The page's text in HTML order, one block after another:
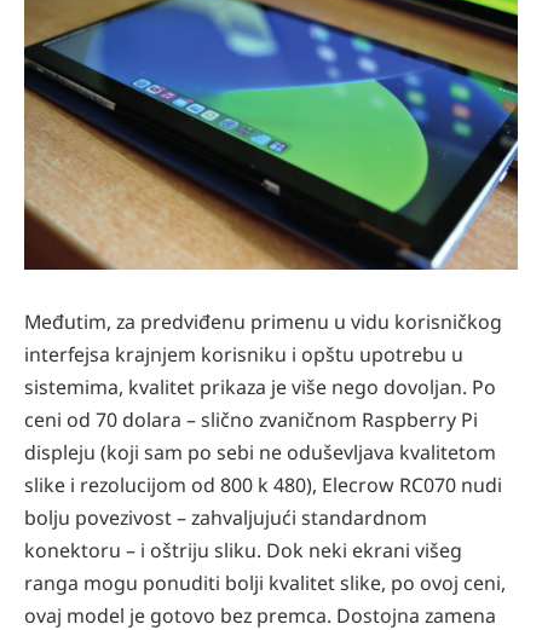
Međutim, za predviđenu primenu u vidu korisničkog
interfejsa krajnjem korisniku i opštu upotrebu u
sistemima, kvalitet prikaza je više nego dovoljan. Po
ceni od 70 dolara – slično zvaničnom Raspberry Pi
displeju (koji sam po sebi ne oduševljava kvalitetom
slike i rezolucijom od 800 k 480), Elecrow RC070 nudi
bolju povezivost – zahvaljujući standardnom
konektoru – i oštriju sliku. Dok neki ekrani višeg
ranga mogu ponuditi bolji kvalitet slike, po ovoj ceni,
ovaj model je gotovo bez premca. Dostojna zamena